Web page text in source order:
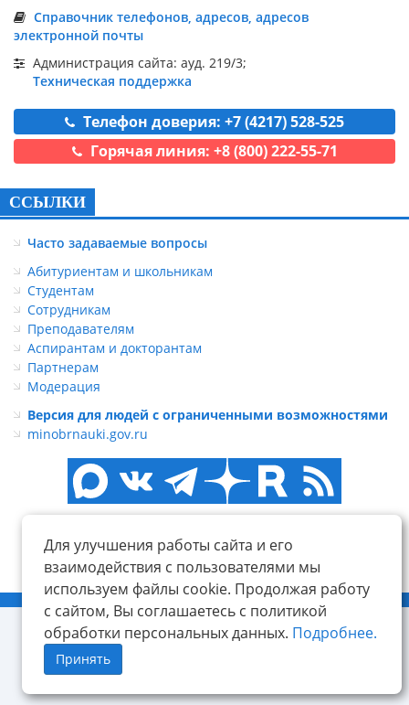
Для улучшения работы сайта и его
взаимодействия с пользователями мы
используем файлы cookie. Продолжая работу
с сайтом, Вы соглашаетесь с политикой
обработки персональных данных. Подробнее.
Принять
Справочник телефонов, адресов, адресов
электронной почты
Администрация сайта: ауд. 219/3;
Техническая поддержка
Телефон доверия: +7 (4217) 528-525
Горячая линия: +8 (800) 222-55-71
ССЫЛКИ
Часто задаваемые вопросы
Абитуриентам и школьникам
Студентам
Сотрудникам
Преподавателям
Аспирантам и докторантам
Партнерам
Модерация
Версия для людей с ограниченными возможностями
minobrnauki.gov.ru
© ФГБОУ ВО «КнАГУ», 2014-2026